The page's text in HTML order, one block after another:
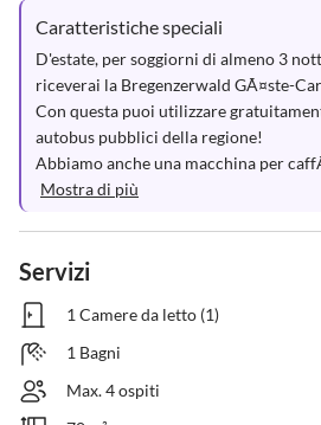
Caratteristiche speciali
D'estate, per soggiorni di almeno 3
riceverai la Bregenzerwald GÃ¤ste-
Con questa puoi utilizzare
autobus pubblici della regione!
Abbiamo anche una macchina per
Mostra di più
Servizi
1 Camere da letto (1)
1 Bagni
Max. 4 ospiti